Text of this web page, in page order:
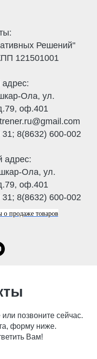
Решений"
121501001
адрес:
Ола, ул.
оф.401
8(8632) 600-002
адрес:
Ола, ул.
оф.401
8(8632) 600-002
продаже товаров
позвоните сейчас.
форму ниже.
Вам!